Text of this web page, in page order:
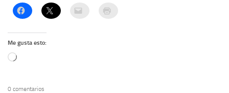
Me gusta esto:
Cargando...
0 comentarios